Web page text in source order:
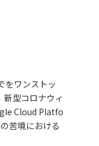
をワンストッ
型コロナウィ
Cloud Platfo
苦境における